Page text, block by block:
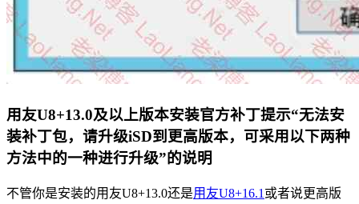
用友U8+13.0及以上版本安装官方补丁提示“无法安
装补丁包，请升级iSD到更高版本，可采用以下两种
方法中的一种进行升级”的说明
不管你是安装的用友U8+13.0还是用友U8+16.1 或者说更高版